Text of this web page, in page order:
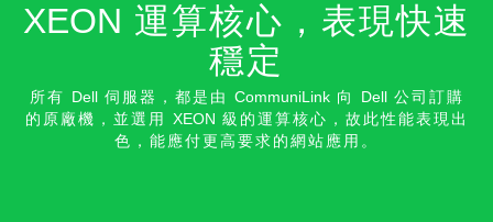
XEON 運算核心，表現快速
穩定
所有 Dell伺服器，都是由 CommuniLink向 Dell公司訂購
的原廠機，並選用 XEON 級的運算核心，故此性能表現出
色，能應付更高要求的網站應 用。